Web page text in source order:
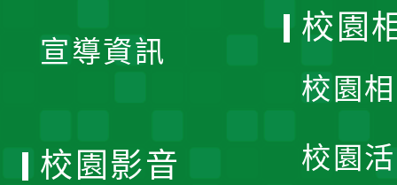
宣導資訊
校園
校園
校園
校園影音